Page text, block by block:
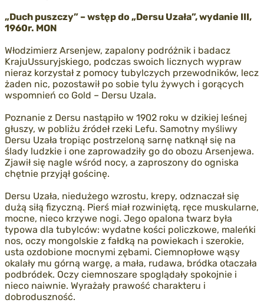
„Duch puszczy” – wstęp do „Dersu Uzała”, wydanie III,
1960r. MON
Włodzimierz Arsenjew, zapalony podróżnik i badacz
KrajuUssuryjskiego, podczas swoich licznych wypraw
nieraz korzystał z pomocy tubylczych przewodników, lecz
żaden nic, pozostawił po sobie tylu żywych i gorących
wspomnień co Gold – Dersu Uzala.
Poznanie z Dersu nastąpiło w 1902 roku w dzikiej leśnej
głuszy, w pobliżu źródeł rzeki Lefu. Samotny myśliwy
Dersu Uzała tropiąc postrzeloną sarnę natknął się na
ślady ludzkie i one zaprowadziły go do obozu Arsenjewa.
Zjawił się nagle wśród nocy, a zaproszony do ogniska
chętnie przyjął gościnę.
Dersu Uzała, niedużego wzrostu, krepy, odznaczał się
dużą siłą fizyczną. Pierś miał rozwiniętą, ręce muskularne,
mocne, nieco krzywe nogi. Jego opalona twarz była
typowa dla tubylców: wydatne kości policzkowe, maleńki
nos, oczy mongolskie z fałdką na powiekach i szerokie,
usta ozdobione mocnymi zębami. Ciemnopłowe wąsy
okalały mu górną wargę, a mała, rudawa, bródka otaczała
podbródek. Oczy ciemnoszare spoglądały spokojnie i
nieco naiwnie. Wyrażały prawość charakteru i
dobroduszność.